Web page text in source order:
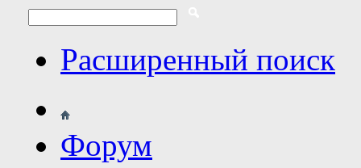
Расширенный поиск
Форум